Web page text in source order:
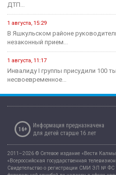
4 июня, 10:27
Евгений Джакураев назначен
армрестлингу
17 мая, 13:54
В Калмыкии прошел турнир по
14 мая, 07:40
Сегодня стартует открытый
Здравоохранение
16 июля, 13:06
Современные технологии на
материнства
11 июля, 07:14